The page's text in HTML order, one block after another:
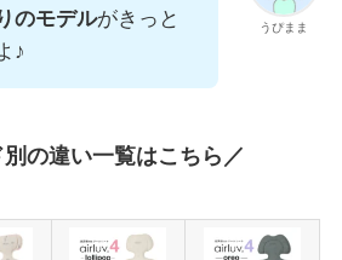
うぴまま
のモデルがきっと
♪
の違い一覧はこちら／